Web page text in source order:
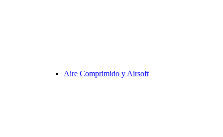
Aire Comprimido y Airsoft